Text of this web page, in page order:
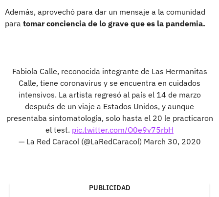
Además, aprovechó para dar un mensaje a la comunidad
para tomar conciencia de lo grave que es la pandemia.
Fabiola Calle, reconocida integrante de Las Hermanitas
Calle, tiene coronavirus y se encuentra en cuidados
intensivos. La artista regresó al país el 14 de marzo
después de un viaje a Estados Unidos, y aunque
presentaba sintomatología, solo hasta el 20 le practicaron
el test. pic.twitter.com/O0e9v75rbH
— La Red Caracol (@LaRedCaracol) March 30, 2020
PUBLICIDAD